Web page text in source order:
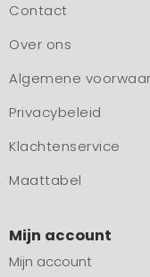
Contact
Over ons
Algemene
Privacybeleid
Klachtenservice
Maattabel
Mijn account
Mijn account